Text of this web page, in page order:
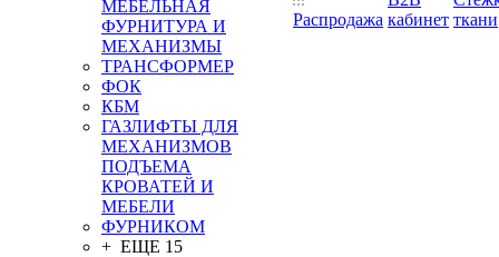
МЕБЕЛЬНАЯ
ФУРНИТУРА И
МЕХАНИЗМЫ
ТРАНСФОРМЕР
ФОК
КБМ
ГАЗЛИФТЫ ДЛЯ
МЕХАНИЗМОВ
ПОДЪЕМА
КРОВАТЕЙ И
МЕБЕЛИ
ФУРНИКОМ
+ ЕЩЕ 15
Распродажа кабинет ткани